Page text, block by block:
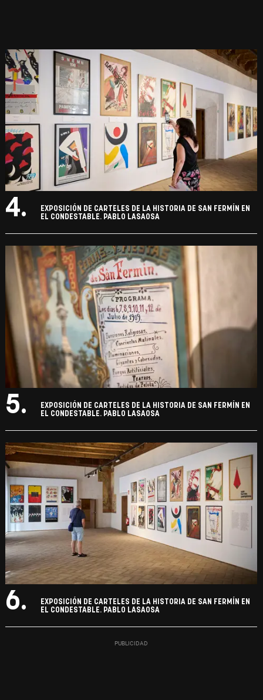
4.
EXPOSICIÓN DE CARTELES DE LA HISTORIA DE SAN FERMÍN EN
EL CONDESTABLE. PABLO LASAOSA
5.
EXPOSICIÓN DE CARTELES DE LA HISTORIA DE SAN FERMÍN EN
EL CONDESTABLE. PABLO LASAOSA
6.
EXPOSICIÓN DE CARTELES DE LA HISTORIA DE SAN FERMÍN EN
EL CONDESTABLE. PABLO LASAOSA